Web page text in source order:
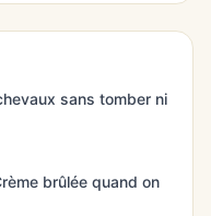
sans tomber ni
brûlée quand on